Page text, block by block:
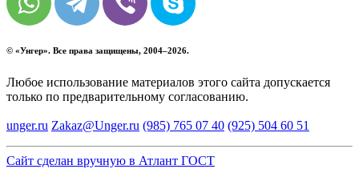
© «Унгер». Все права защищены, 2004–2026.
Любое использование материалов этого сайта допускается
только по предварительному согласованию.
unger.ru Zakaz@Unger.ru (985) 765 07 40 (925) 504 60 51
Сайт сделан вручную в Атлант ГОСТ